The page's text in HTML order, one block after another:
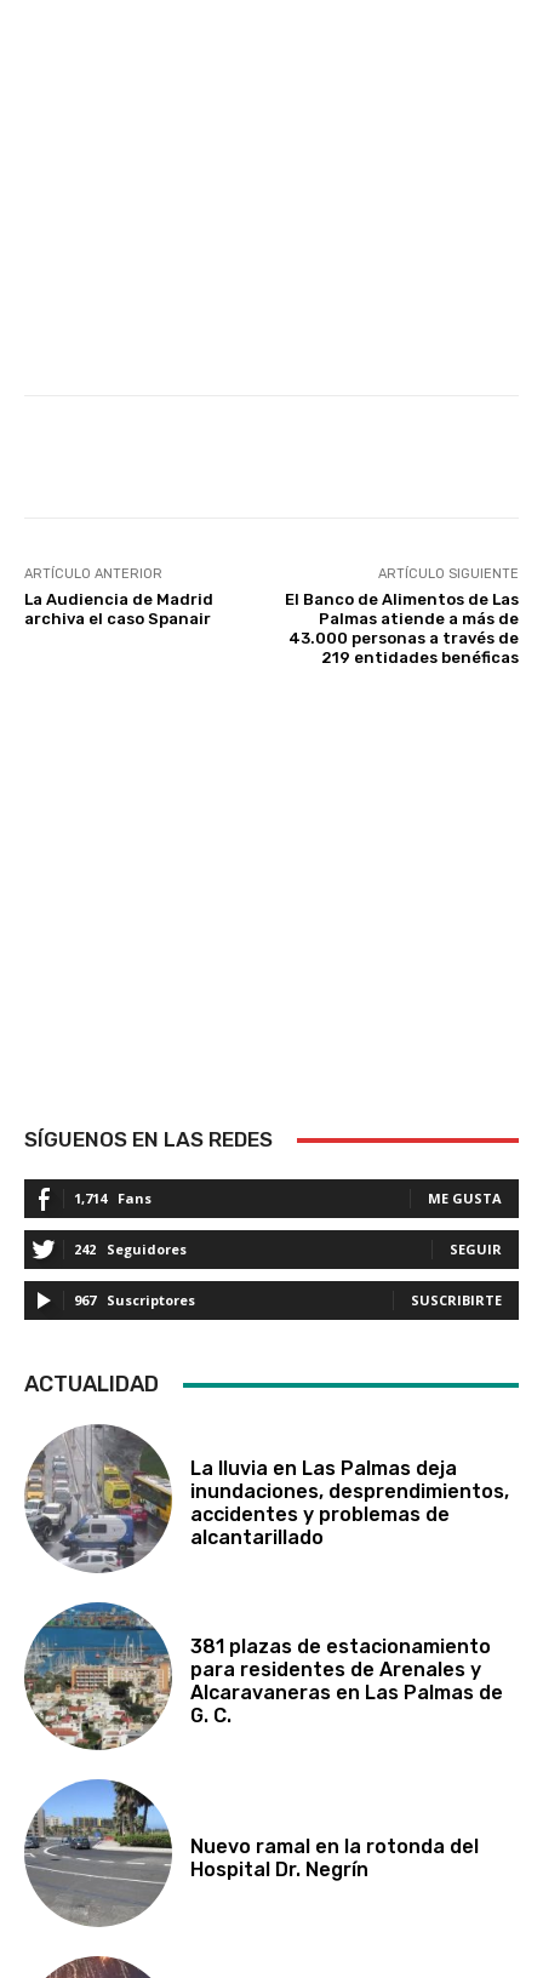
ARTÍCULO ANTERIOR
La Audiencia de Madrid
archiva el caso Spanair
ARTÍCULO SIGUIENTE
El Banco de Alimentos de Las
Palmas atiende a más de
43.000 personas a través de
219 entidades benéficas
SÍGUENOS EN LAS REDES
1,714 Fans ME GUSTA
242 Seguidores SEGUIR
967 Suscriptores SUSCRIBIRTE
ACTUALIDAD
La lluvia en Las Palmas deja
inundaciones, desprendimientos,
accidentes y problemas de
alcantarillado
381 plazas de estacionamiento
para residentes de Arenales y
Alcaravaneras en Las Palmas de
G. C.
Nuevo ramal en la rotonda del
Hospital Dr. Negrín